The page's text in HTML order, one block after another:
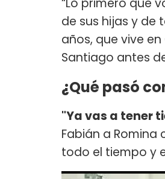
de sus hijas y de
años, que vive
Santiago antes
¿Qué pasó
"Ya vas a tener
Fabián a Romina
todo el tiempo y